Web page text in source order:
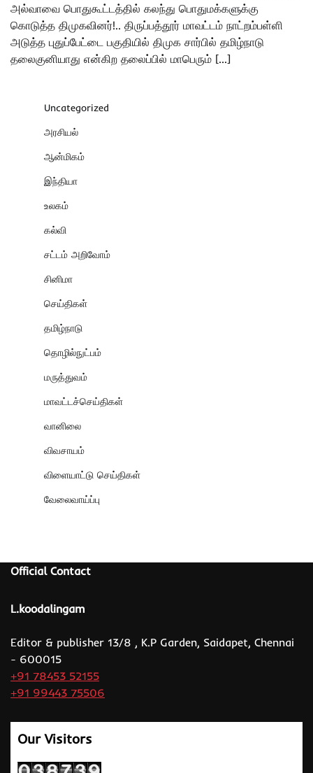
அல்வாவை பொதுகூட்டத்தில் கலந்து பொதுமக்களுக்கு
கொடுத்த திமுகவினர்!.. திருப்பத்தூர் மாவட்டம் நாட்றம்பள்ளி
அடுத்த புதுப்பேட்டை பகுதியில் திமுக சார்பில் தமிழ்நாடு
தலைகுனியாது என்கிற தலைப்பில் மாபெரும் […]
Uncategorized
அரசியல்
ஆன்மிகம்
இந்தியா
உலகம்
கல்வி
சட்டம் அறிவோம்
சினிமா
செய்திகள்
தமிழ்நாடு
தொழில்நுட்பம்
மருத்துவம்
மாவட்டச்செய்திகள்
வானிலை
விவசாயம்
விளையாட்டு செய்திகள்
வேலைவாய்ப்பு
Official Contact
L.koodalingam
Editor & publisher 13/8 , K.P Garden, Saidapet, Chennai
- 600015
+91 78453 52155
+91 99443 75506
Our Visitors